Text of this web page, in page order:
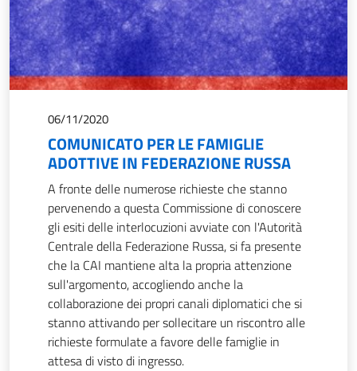
06/11/2020
COMUNICATO PER LE FAMIGLIE
ADOTTIVE IN FEDERAZIONE RUSSA
A fronte delle numerose richieste che stanno
pervenendo a questa Commissione di conoscere
gli esiti delle interlocuzioni avviate con l'Autorità
Centrale della Federazione Russa, si fa presente
che la CAI mantiene alta la propria attenzione
sull'argomento, accogliendo anche la
collaborazione dei propri canali diplomatici che si
stanno attivando per sollecitare un riscontro alle
richieste formulate a favore delle famiglie in
attesa di visto di ingresso.